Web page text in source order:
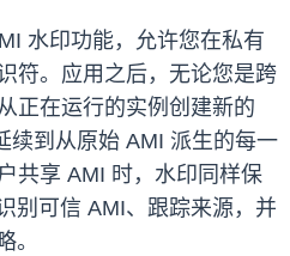
水印功能，允许您在私有
符。应用之后，无论您是跨
正在运行的实例创建新的
续到从原始 AMI 派生的每一
共享 AMI 时，水印同样保
别可信 AMI、跟踪来源，并
。